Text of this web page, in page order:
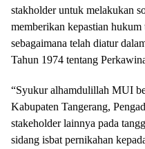
stakholder untuk melakukan
memberikan kepastian
sebagaimana telah diatur
Tahun 1974 tentang
“Syukur alhamdulillah MUI
Kabupaten Tangerang,
stakeholder lainnya pada
sidang isbat pernikahan